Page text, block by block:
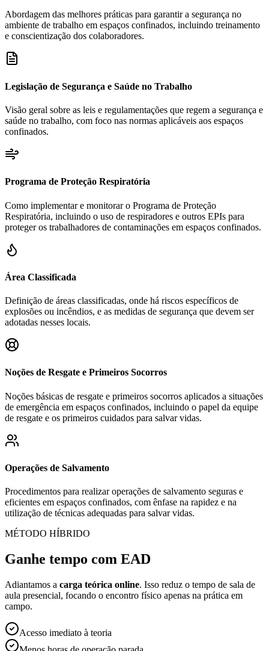
Abordagem das melhores práticas para garantir a segurança no
ambiente de trabalho em espaços confinados, incluindo treinamento
e conscientização dos colaboradores.
Legislação de Segurança e Saúde no Trabalho
Visão geral sobre as leis e regulamentações que regem a segurança e
saúde no trabalho, com foco nas normas aplicáveis aos espaços
confinados.
Programa de Proteção Respiratória
Como implementar e monitorar o Programa de Proteção
Respiratória, incluindo o uso de respiradores e outros EPIs para
proteger os trabalhadores de contaminações em espaços confinados.
Área Classificada
Definição de áreas classificadas, onde há riscos específicos de
explosões ou incêndios, e as medidas de segurança que devem ser
adotadas nesses locais.
Noções de Resgate e Primeiros Socorros
Noções básicas de resgate e primeiros socorros aplicados a situações
de emergência em espaços confinados, incluindo o papel da equipe
de resgate e os primeiros cuidados para salvar vidas.
Operações de Salvamento
Procedimentos para realizar operações de salvamento seguras e
eficientes em espaços confinados, com ênfase na rapidez e na
utilização de técnicas adequadas para salvar vidas.
MÉTODO HÍBRIDO
Ganhe tempo com EAD
Adiantamos a carga teórica online. Isso reduz o tempo de sala de
aula presencial, focando o encontro físico apenas na prática em
campo.
Acesso imediato à teoria